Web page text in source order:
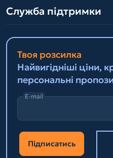
Служба підтримки
Твоя розсилка
Найвигідніші ціни,
персональні
E-mail
Підписатись